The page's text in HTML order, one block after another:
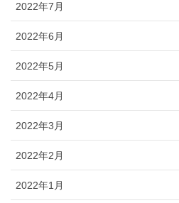
2022年7月
2022年6月
2022年5月
2022年4月
2022年3月
2022年2月
2022年1月